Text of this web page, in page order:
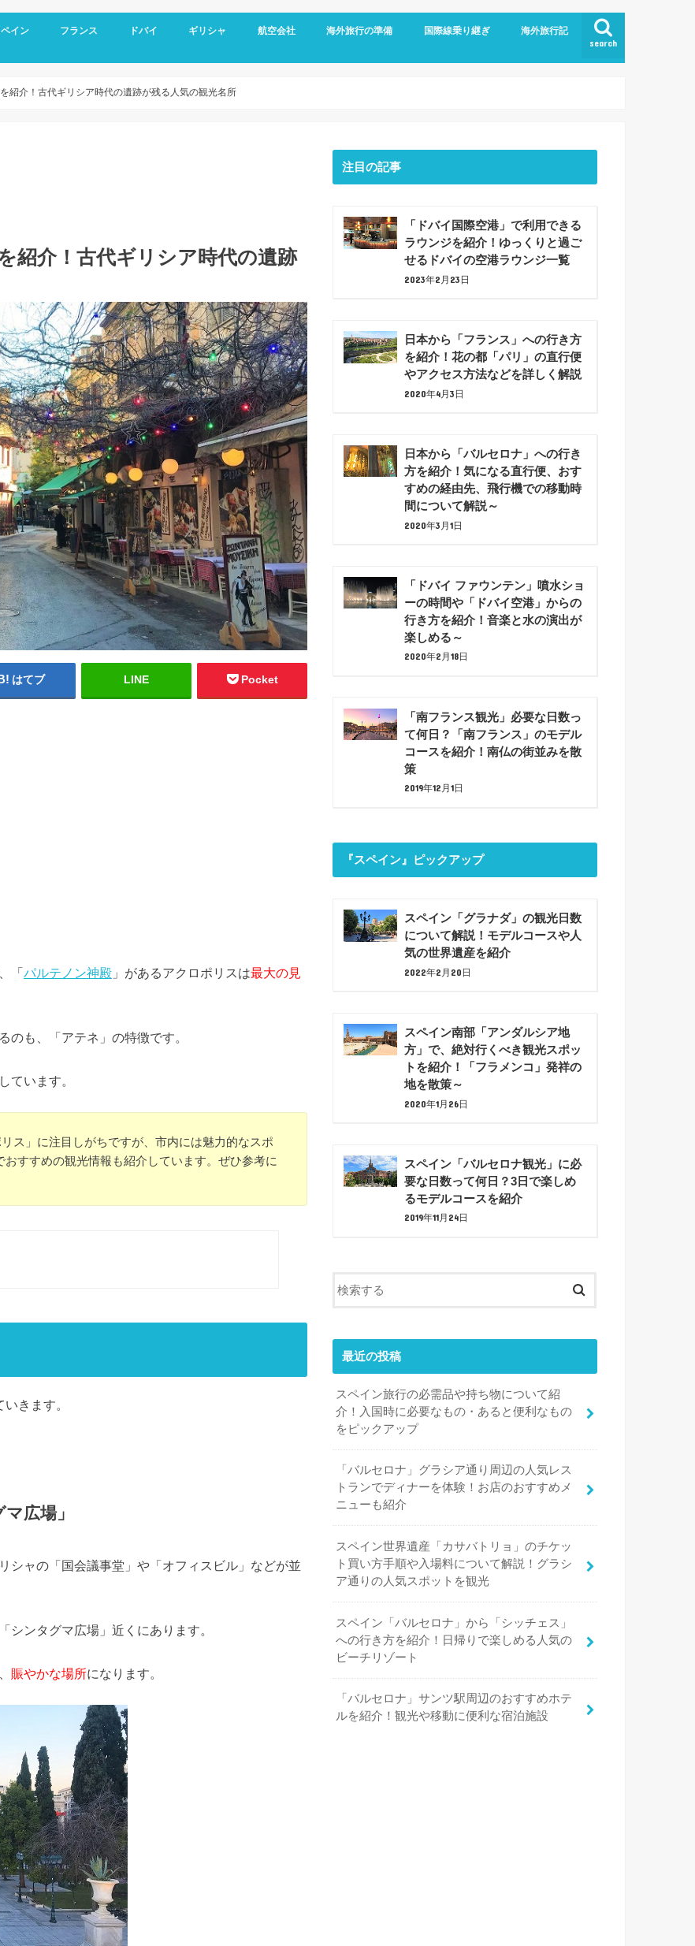
search
イン
イン基本情報
セロナ旅行
ナダ
ドバ
ダルシア地方
リア
リード
フランス
フランス基本情報
リヨン観光
トゥールーズ旅行
ニース旅行
南フランス旅行
ドバイ
ドバイ空港
ドバイ基本情報
オールドドバイ
ダウンタウン
ドバイマリーナ
デザートサファリ
ドバイメトロ
ドバイ 新しい観光スポット
ドバイ ホテル選び
ギリシャ
アテネ観光
サントリーニ島 観光
メテオラ観光
航空会社
エミレーツ航空
スカイエクスプレス航空
マイレージプログラム
海外旅行の準備
海外旅行の持ち物
空港での暇つぶしアイデア7選！
クレジットカード
オプショナルツアー
観光プラン
国際線乗り継ぎ
ドバイ乗り継ぎ
海外旅行記
バルセロナ観光(2023年6月)
紹介！古代ギリシア時代の遺跡が残る人気の観光名所
紹介！古代ギリシア時代の遺跡
はてブ LINE Pocket
「パルテノン神殿 」があるアクロポリスは最大の見
のも、「アテネ」の特徴です。
ています。
ス」に注目しがちですが、市内には魅力的なスポ
すすめの観光情報も紹介しています。ぜひ参考に
きます。
広場」
シャの「国会議事堂」や「オフィスビル」などが並
シンタグマ広場」近くにあります。
賑やかな場所になります。
注目の記事
「ドバイ国際空港」で利用できる
ラウンジを紹介！ゆっくりと過ご
せるドバイの空港ラウンジ一覧
2023年2月23日
日本から「フランス」への行き方
を紹介！花の都「パリ」の直行便
やアクセス方法などを詳しく解説
2020年4月3日
日本から「バルセロナ」への行き
方を紹介！気になる直行便、おす
すめの経由先、飛行機での移動時
間について解説～
2020年3月1日
「ドバイ ファウンテン」噴水ショ
ーの時間や「ドバイ空港」からの
行き方を紹介！音楽と水の演出が
楽しめる～
2020年2月18日
「南フランス観光」必要な日数っ
て何日？「南フランス」のモデル
コースを紹介！南仏の街並みを散
策
2019年12月1日
『スペイン』ピックアップ
スペイン「グラナダ」の観光日数
について解説！モデルコースや人
気の世界遺産を紹介
2022年2月20日
スペイン南部「アンダルシア地
方」で、絶対行くべき観光スポッ
トを紹介！「フラメンコ」発祥の
地を散策～
2020年1月26日
スペイン「バルセロナ観光」に必
要な日数って何日？3日で楽しめ
るモデルコースを紹介
2019年11月24日
最近の投稿
スペイン旅行の必需品や持ち物について紹
介！入国時に必要なもの・あると便利なもの
をピックアップ
「バルセロナ」グラシア通り周辺の人気レス
トランでディナーを体験！お店のおすすめメ
ニューも紹介
スペイン世界遺産「カサバトリョ」のチケッ
ト買い方手順や入場料について解説！グラシ
ア通りの人気スポットを観光
スペイン「バルセロナ」から「シッチェス」
への行き方を紹介！日帰りで楽しめる人気の
ビーチリゾート
「バルセロナ」サンツ駅周辺のおすすめホテ
ルを紹介！観光や移動に便利な宿泊施設